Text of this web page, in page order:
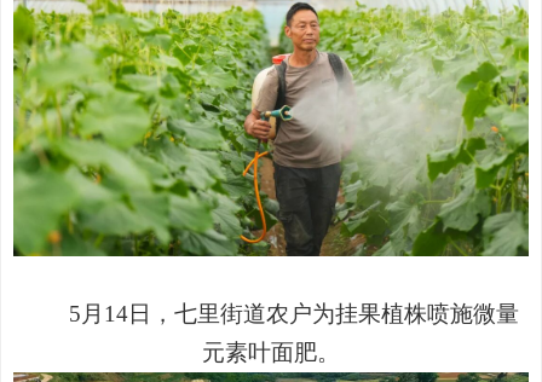
5 月 14日，七里街道农户为挂果植株喷施微量
元素叶面肥。